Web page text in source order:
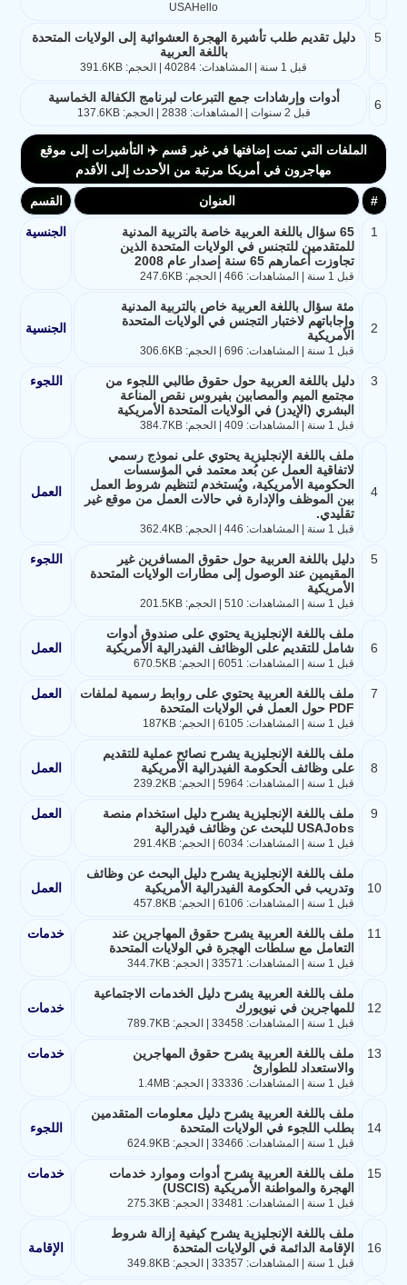
USAHello
5
دليل تقديم طلب تأشيرة الهجرة العشوائية إلى الولايات المتحدة
باللغة العربية
قبل 1 سنة | المشاهدات: 40284 | الحجم: 391.6KB
6 أدوات وإرشادات جمع التبرعات لبرنامج الكفالة الخماسية
قبل 2 سنوات | المشاهدات: 2838 | الحجم: 137.6KB
الملفات التي تمت إضافتها في غير قسم ✈️ التأشيرات إلى موقع
مهاجرون في أمريكا مرتبة من الأحدث إلى الأقدم
# العنوان القسم
1
65 سؤال باللغة العربية خاصة بالتربية المدنية
للمتقدمين للتجنس في الولايات المتحدة الذين
تجاوزت أعمارهم 65 سنة إصدار عام 2008
قبل 1 سنة | المشاهدات: 466 | الحجم: 247.6KB
الجنسية
2
مئة سؤال باللغة العربية خاص بالتربية المدنية
وإجاباتهم لاختبار التجنس في الولايات المتحدة
الأمريكية
قبل 1 سنة | المشاهدات: 696 | الحجم: 306.6KB
الجنسية
3
دليل باللغة العربية حول حقوق طالبي اللجوء من
مجتمع الميم والمصابين بفيروس نقص المناعة
البشري (الإيدز) في الولايات المتحدة الأمريكية
قبل 1 سنة | المشاهدات: 409 | الحجم: 384.7KB
اللجوء
4
ملف باللغة الإنجليزية يحتوي على نموذج رسمي
لاتفاقية العمل عن بُعد معتمد في المؤسسات
الحكومية الأمريكية، ويُستخدم لتنظيم شروط العمل
بين الموظف والإدارة في حالات العمل من موقع غير
تقليدي.
قبل 1 سنة | المشاهدات: 446 | الحجم: 362.4KB
العمل
5
دليل باللغة العربية حول حقوق المسافرين غير
المقيمين عند الوصول إلى مطارات الولايات المتحدة
الأمريكية
قبل 1 سنة | المشاهدات: 510 | الحجم: 201.5KB
اللجوء
6
ملف باللغة الإنجليزية يحتوي على صندوق أدوات
شامل للتقديم على الوظائف الفيدرالية الأمريكية
قبل 1 سنة | المشاهدات: 6051 | الحجم: 670.5KB
العمل
7
ملف باللغة العربية يحتوي على روابط رسمية لملفات
PDF حول العمل في الولايات المتحدة
قبل 1 سنة | المشاهدات: 6105 | الحجم: 187KB
العمل
8
ملف باللغة الإنجليزية يشرح نصائح عملية للتقديم
على وظائف الحكومة الفيدرالية الأمريكية
قبل 1 سنة | المشاهدات: 5964 | الحجم: 239.2KB
العمل
9
ملف باللغة الإنجليزية يشرح دليل استخدام منصة
USAJobs للبحث عن وظائف فيدرالية
قبل 1 سنة | المشاهدات: 6034 | الحجم: 291.4KB
العمل
10
ملف باللغة الإنجليزية يشرح دليل البحث عن وظائف
وتدريب في الحكومة الفيدرالية الأمريكية
قبل 1 سنة | المشاهدات: 6106 | الحجم: 457.8KB
العمل
11
ملف باللغة العربية يشرح حقوق المهاجرين عند
التعامل مع سلطات الهجرة في الولايات المتحدة
قبل 1 سنة | المشاهدات: 33571 | الحجم: 344.7KB
خدمات
12
ملف باللغة العربية يشرح دليل الخدمات الاجتماعية
للمهاجرين في نيويورك
قبل 1 سنة | المشاهدات: 33458 | الحجم: 789.7KB
خدمات
13
ملف باللغة العربية يشرح حقوق المهاجرين
والاستعداد للطوارئ
قبل 1 سنة | المشاهدات: 33336 | الحجم: 1.4MB
خدمات
14
ملف باللغة العربية يشرح دليل معلومات المتقدمين
بطلب اللجوء في الولايات المتحدة
قبل 1 سنة | المشاهدات: 33466 | الحجم: 624.9KB
اللجوء
15
ملف باللغة العربية يشرح أدوات وموارد خدمات
الهجرة والمواطنة الأمريكية (USCIS)
قبل 1 سنة | المشاهدات: 33481 | الحجم: 275.3KB
خدمات
16
ملف باللغة الإنجليزية يشرح كيفية إزالة شروط
الإقامة الدائمة في الولايات المتحدة
قبل 1 سنة | المشاهدات: 33357 | الحجم: 349.8KB
الإقامة